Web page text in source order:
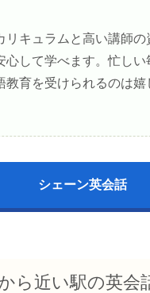
リキュラムと高い講師の
心して学べます。忙し
教育を受けられるのは嬉
シェーン英会話
ら近い駅の英会